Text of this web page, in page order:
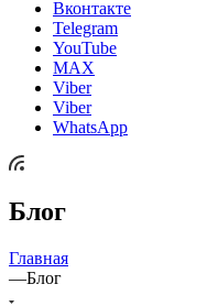
Вконтакте
Telegram
YouTube
MAX
Viber
Viber
WhatsApp
Блог
Главная
—Блог